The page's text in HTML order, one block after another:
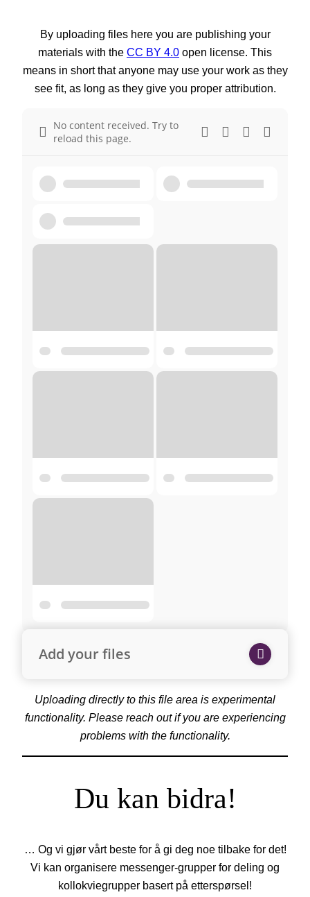
By uploading files here you are publishing your
materials with the CC BY 4.0 open license. This
means in short that anyone may use your work as they
see fit, as long as they give you proper attribution.
No content received. Try to
reload this page.
Add your files
Uploading directly to this file area is experimental
functionality. Please reach out if you are experiencing
problems with the functionality.
Du kan bidra!
… Og vi gjør vårt beste for å gi deg noe tilbake for det!
Vi kan organisere messenger-grupper for deling og
kollokviegrupper basert på etterspørsel!